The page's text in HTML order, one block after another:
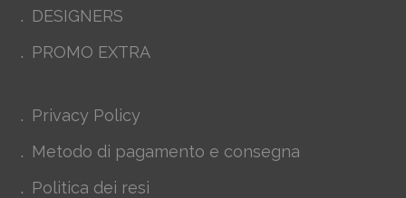
DESIGNERS
PROMO EXTRA
Privacy Policy
Metodo di pagamento e consegna
Politica dei resi